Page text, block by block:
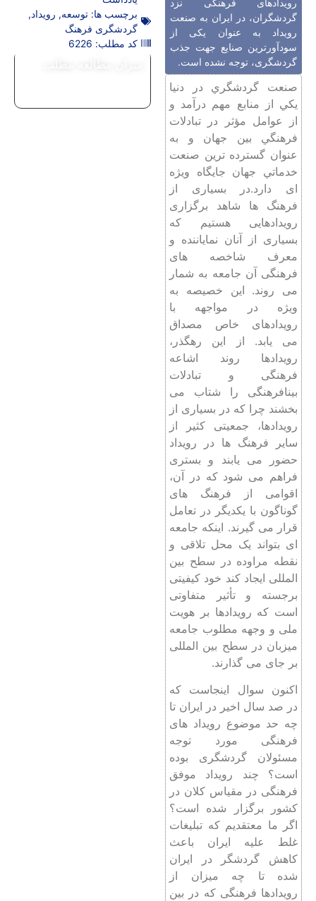
گردشگران، در ایران به صنعت
رویداد به عنوان یکی از
سودآورترین صنایع جهت جذب
گردشگری، توجه نشده است.
ﺻﻨﻌﺖ ﮔﺮدﺷﮕﺮي در دﻧﻴﺎ
ﻳﻜﻲ از ﻣﻨﺎﺑﻊ ﻣﻬﻢ درآﻣﺪ و
از ﻋﻮاﻣﻞ ﻣﺆﺛﺮ در ﺗﺒﺎدﻻت
ﻓﺮﻫﻨﮕﻲ ﺑﻴﻦ جهان و ﺑﻪ
ﻋﻨﻮان گسترده ترین ﺻﻨﻌﺖ
ﺧﺪﻣﺎﺗﻲ ﺟﻬﺎن ﺟﺎﻳﮕﺎه ویژه
ای دارد.در بسیاری از
فرهنگ‌ ها شاهد برگزاری
رویدادهایی هستیم که
بسیاری از آنان نمایاننده و
معرف شاخصه ‌های
فرهنگی آن جامعه به شمار
می ‌روند. این خصیصه به
ویژه در مواجهه با
رویدادهای خاص مصداق
می ‌یابد. از این رهگذر،
رویدادها روند اشاعه
فرهنگی و تبادلات
بینافرهنگی را شتاب می
‌بخشند چرا که در بسیاری از
رویدادها، جمعیتی کثیر از
سایر فرهنگ ‌ها در رویداد
حضور می‌ یابند و بستری
فراهم می ‌شود که در آن،
اقوامی از فرهنگ ‌های
گوناگون با یکدیگر در تعامل
قرار می گیرند. اینکه جامعه
‌ای بتواند یک محل تلاقی و
نقطه‌ مراوده در سطح بین‌
المللی ایجاد کند خود کیفیتی
برجسته و تأثیر متفاوتی
است که رویدادها بر هویت
ملی و وجهه‌ مطلوب جامعه‌
میزبان در سطح بین ‌المللی
بر جای می‌ گذارند.
اکنون سوال اینجاست که
در صد سال اخیر در ایران تا
چه حد موضوع رویداد های
فرهنگی مورد توجه
مسئولان گردشگری بوده
است؟ چند رویداد موفق
فرهنگی در مقیاس کلان در
کشور برگزار شده است؟
اگر ما معتقدیم که تبلیغات
غلط علیه ایران باعث
کاهش گردشگر در ایران
شده تا چه میزان از
رویدادها فرهنگی که در بین
برچسب ها: توسعه, رویداد,
گردشگری فرهنگ
کد مطلب: 6226